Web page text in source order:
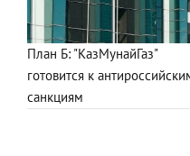
План Б: "КазМунайГаз"
готовится к
санкциям